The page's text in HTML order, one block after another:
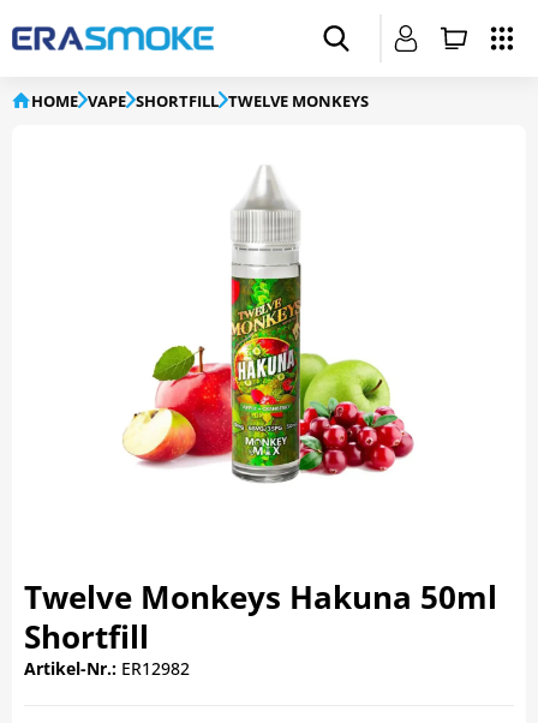
HOME VAPE SHORTFILL TWELVE MONKEYS
Twelve Monkeys Hakuna 50ml
Shortfill
Artikel-Nr.: ER12982